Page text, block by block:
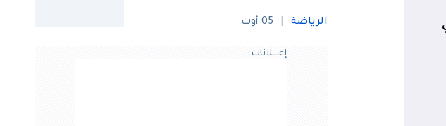
الرياضة 05 أوت
إعــــلانات